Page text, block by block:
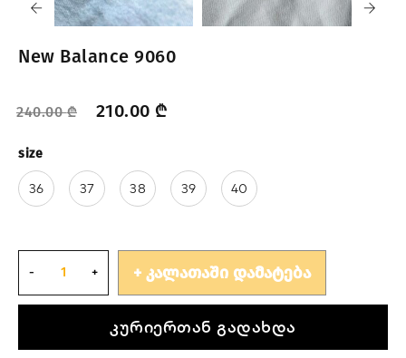
New Balance 9060
240.00₾ 210.00 ₾
size
36 37 38 39 40
ᲙᲐᲚᲐᲗᲐᲨᲘ ᲓᲐᲛᲐᲢᲔᲑᲐ
კურიერთან გადახდა